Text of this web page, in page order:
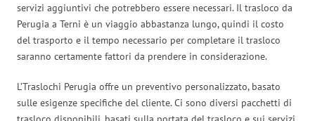
servizi aggiuntivi che potrebbero essere necessari. Il trasloco da
Perugia a Terni è un viaggio abbastanza lungo, quindi il costo
del trasporto e il tempo necessario per completare il trasloco
saranno certamente fattori da prendere in considerazione.
L’Traslochi Perugia offre un preventivo personalizzato, basato
sulle esigenze specifiche del cliente. Ci sono diversi pacchetti di